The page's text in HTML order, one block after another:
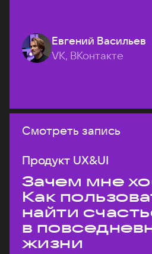
Евгений Васильев
VK, ВКонтакте
Смотреть запись
Продукт UX&UI
Зачем мне
Как
найти
в
жизни